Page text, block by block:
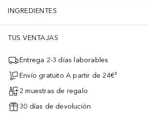
INGREDIENTES
TUS VENTAJAS
Entrega 2-3 días laborables
Envío gratuito A partir de 24€³
2 muestras de regalo
30 días de devolución